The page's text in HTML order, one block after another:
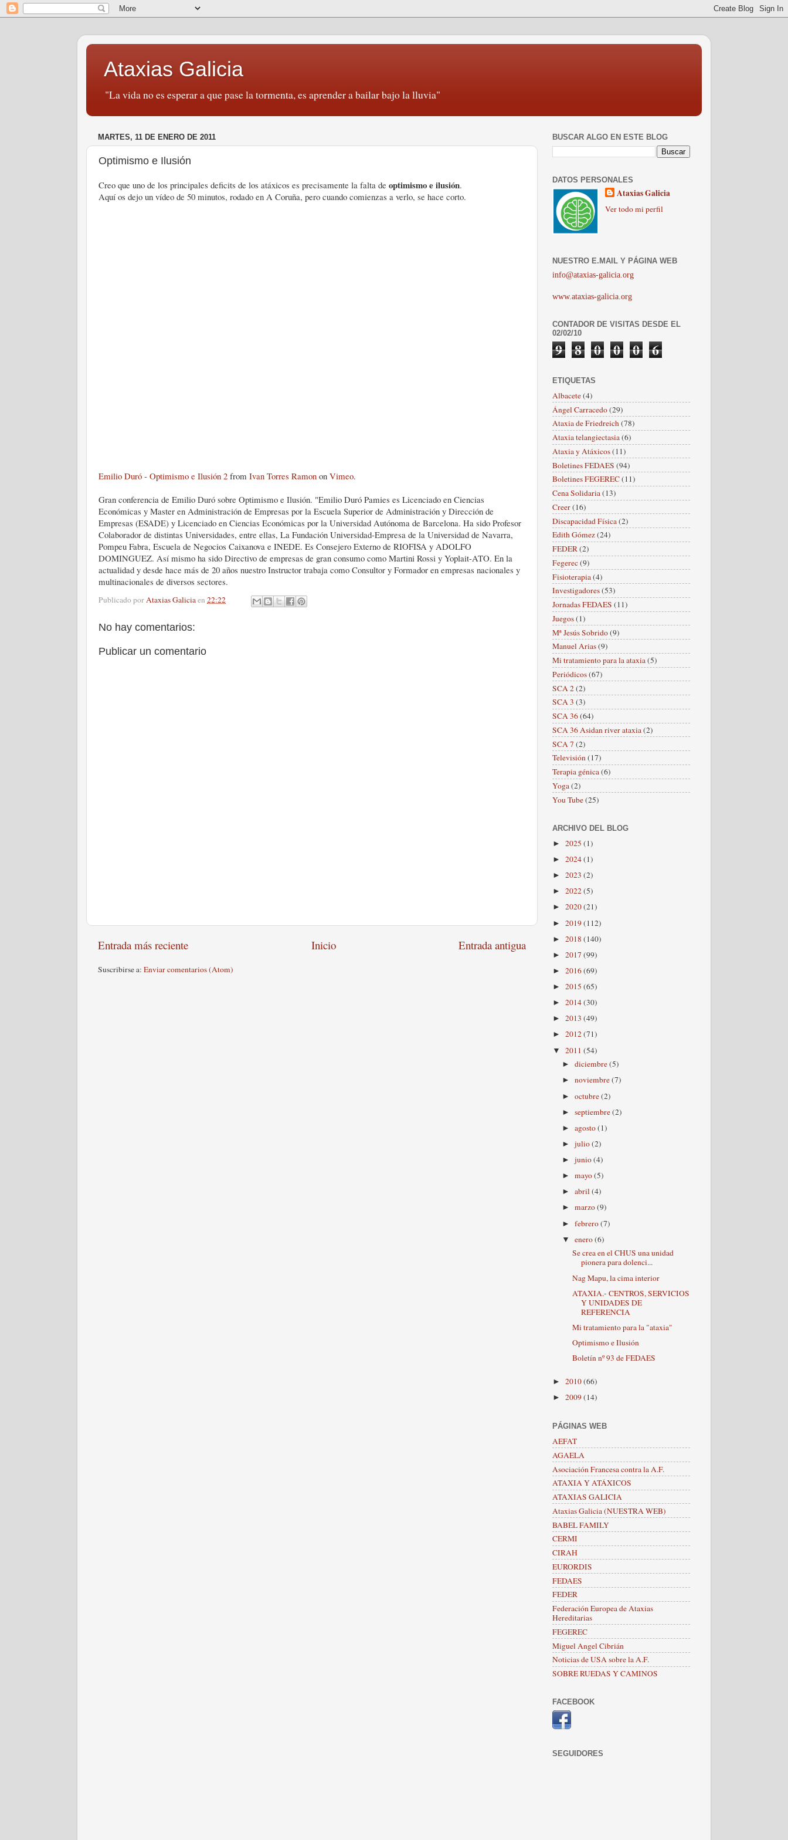
Ataxias Galicia
"La vida no es esperar a que pase la tormenta, es aprender a bailar bajo la lluvia"
MARTES, 11 DE ENERO DE 2011
Optimismo e Ilusión
Creo que uno de los principales deficits de los atáxicos es precisamente la falta de optimismo e ilusión.
Aquí os dejo un vídeo de 50 minutos, rodado en A Coruña, pero cuando comienzas a verlo, se hace corto.
Emilio Duró - Optimismo e Ilusión 2 from Ivan Torres Ramon on Vimeo.
Gran conferencia de Emilio Duró sobre Optimismo e Ilusión. "Emilio Duró Pamies es Licenciado en Ciencias
Económicas y Master en Administración de Empresas por la Escuela Superior de Administración y Dirección de
Empresas (ESADE) y Licenciado en Ciencias Económicas por la Universidad Autónoma de Barcelona. Ha sido Profesor
Colaborador de distintas Universidades, entre ellas, La Fundación Universidad-Empresa de la Universidad de Navarra,
Pompeu Fabra, Escuela de Negocios Caixanova e INEDE. Es Consejero Externo de RIOFISA y ADOLFO
DOMINGUEZ. Así mismo ha sido Directivo de empresas de gran consumo como Martini Rossi y Yoplait-ATO. En la
actualidad y desde hace más de 20 años nuestro Instructor trabaja como Consultor y Formador en empresas nacionales y
multinacionales de diversos sectores.
Publicado porAtaxias Galiciaen 22:22
No hay comentarios:
Publicar un comentario
Entrada más reciente Entrada antigua
Inicio
Suscribirse a: Enviar comentarios (Atom)
BUSCAR ALGO EN ESTE BLOG
DATOS PERSONALES
Ataxias Galicia
Ver todo mi perfil
NUESTRO E.MAIL Y PÁGINA WEB
info@ataxias-galicia.org
www.ataxias-galicia.org
CONTADOR DE VISITAS DESDE EL
02/02/10
9 8 0 0 0 6
ETIQUETAS
Albacete(4)
Ángel Carracedo(29)
Ataxia de Friedreich(78)
Ataxia telangiectasia(6)
Ataxia y Atáxicos(11)
Boletines FEDAES (94)
Boletines FEGEREC(11)
Cena Solidaria(13)
Creer(16)
Discapacidad Física(2)
Edith Gómez(24)
FEDER(2)
Fegerec(9)
Fisioterapia(4)
Investigadores(53)
Jornadas FEDAES (11)
Juegos(1)
Mª Jesús Sobrido(9)
Manuel Arias(9)
Mi tratamiento para la ataxia(5)
Periódicos(67)
SCA 2(2)
SCA 3 (3)
SCA 36(64)
SCA 36 Asidan river ataxia(2)
SCA 7 (2)
Televisión(17)
Terapia génica(6)
Yoga(2)
You Tube(25)
ARCHIVO DEL BLOG
► 2025 (1)
► 2024(1)
► 2023 (2)
► 2022(5)
► 2020(21)
► 2019(112)
► 2018 (140)
► 2017 (99)
► 2016(69)
► 2015 (65)
► 2014(30)
► 2013 (49)
► 2012(71)
▼ 2011 (54)
►diciembre(5)
►noviembre(7)
►octubre(2)
►septiembre(2)
►agosto(1)
►julio(2)
►junio(4)
►mayo(5)
►abril(4)
►marzo(9)
►febrero(7)
▼enero(6)
Se crea en el CHUS una unidad
pionera para dolenci...
Nag Mapu, la cima interior
ATAXIA.- CENTROS, SERVICIOS
Y UNIDADES DE
REFERENCIA
Mi tratamiento para la "ataxia"
Optimismo e Ilusión
Boletín nº 93 de FEDAES
► 2010(66)
► 2009(14)
PÁGINAS WEB
AEFAT
AGAELA
Asociación Francesa contra la A.F.
ATAXIA Y ATÁXICOS
ATAXIAS GALICIA
Ataxias Galicia (NUESTRA WEB)
BABEL FAMILY
CERMI
CIRAH
EURORDIS
FEDAES
FEDER
Federación Europea de Ataxias
Hereditarias
FEGEREC
Miguel Angel Cibrián
Noticias de USA sobre la A.F.
SOBRE RUEDAS Y CAMINOS
FACEBOOK
SEGUIDORES